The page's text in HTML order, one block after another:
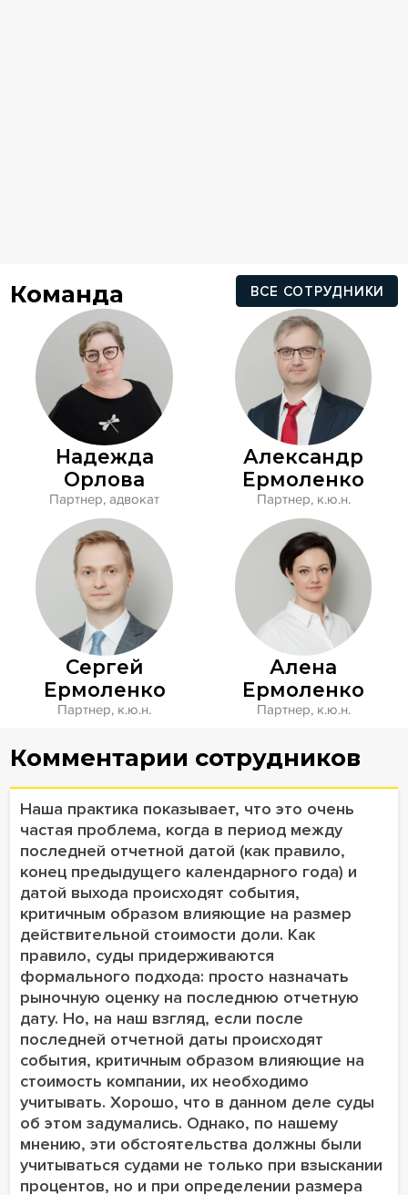
Команда ВСЕ СОТРУДНИКИ
Надежда
Орлова
партнер, адвокат
Александр
Ермоленко
партнер, к.ю.н.
Сергей
Ермоленко
партнер, к.ю.н.
Алена
Ермоленко
партнер, к.ю.н.
Комментарии сотрудников
Наша практика показывает, что это очень
частая проблема, когда в период между
последней отчетной датой (как правило,
конец предыдущего календарного года) и
датой выхода происходят события,
критичным образом влияющие на размер
действительной стоимости доли. Как
правило, суды придерживаются
формального подхода: просто назначать
рыночную оценку на последнюю отчетную
дату. Но, на наш взгляд, если после
последней отчетной даты происходят
события, критичным образом влияющие на
стоимость компании, их необходимо
учитывать. Хорошо, что в данном деле суды
об этом задумались. Однако, по нашему
мнению, эти обстоятельства должны были
учитываться судами не только при взыскании
процентов, но и при определении размера